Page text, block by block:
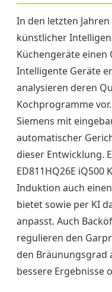
In den letzten
künstlicher
Küchengeräte
Intelligente Geräte
analysieren deren
Kochprogramme
Siemens mit
automatischer
dieser Entwicklung.
ED811HQ26E
Induktion auch
bietet sowie per KI
anpasst. Auch
regulieren den
den Bräunungsgrad
bessere Ergebnisse